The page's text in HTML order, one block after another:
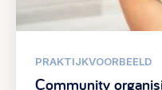
PRAKTIJKVOORBEELD
Community